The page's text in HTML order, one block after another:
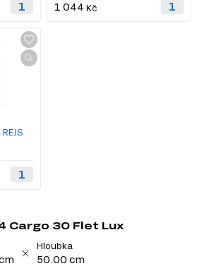
1 044 Kč
Cargo 30 Flet Lux
Hloubka
50.00 cm